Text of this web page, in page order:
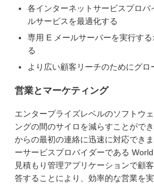
各インターネットサービスプロバ
ルサービスを最適化する
専用 E メールサーバーを実行す
る
より広い顧客リーチのためにグロ
営業とマーケティング
エンタープライズレベルのソフトウ
ングの間のサイロを減らすことがで
からの最初の連絡に迅速に対応でき
ーサービスプロバイダーである
見積もり管理アプリケーションで顧
答することにより、効率的な営業を実